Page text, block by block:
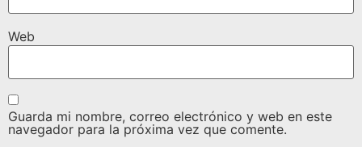
Web
Guarda mi nombre, correo electrónico y web en este
navegador para la próxima vez que comente.